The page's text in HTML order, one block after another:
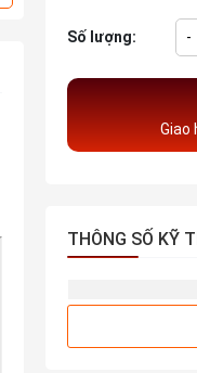
Số lượng: -
Giao
THÔNG SỐ KỸ